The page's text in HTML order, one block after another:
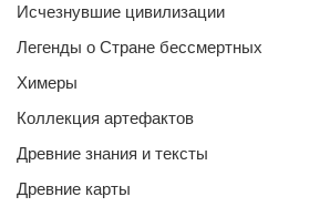
Исчезнувшие цивилизации
Легенды о Стране бессмертных
Химеры
Коллекция артефактов
Древние знания и тексты
Древние карты